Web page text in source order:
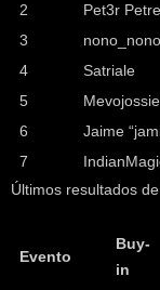
2
Pet3r
3
4
Satriale
5
6
Jaime
7
Últimos resultados
Evento
Buy-
in